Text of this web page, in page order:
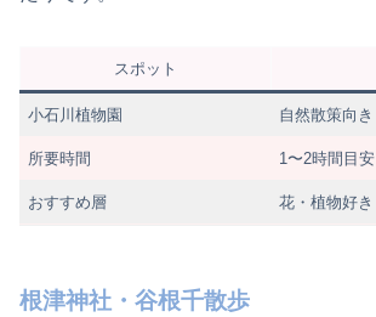
スポット
小石川植物園 自然散策向き
所要時間 1〜2時間目安
おすすめ層 花・植物好き
根津神社・谷根千散歩